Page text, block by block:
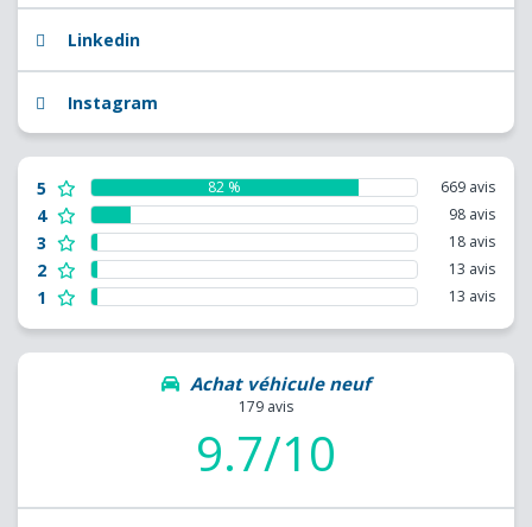
Linkedin
Instagram
5 82 % 669 avis
4 98 avis
3 18 avis
2 13 avis
1 13 avis
Achat véhicule neuf
179 avis
9.7/10